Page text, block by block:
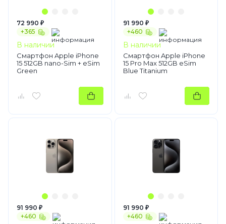
72 990 ₽
+365
В наличии
Смартфон Apple iPhone
15 512GB nano-Sim + eSim
Green
91 990 ₽
+460
В наличии
Смартфон Apple iPhone
15 Pro Max 512GB eSim
Blue Titanium
91 990 ₽
+460
91 990 ₽
+460